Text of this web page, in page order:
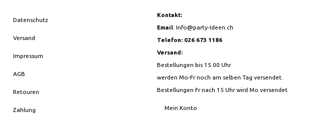
Datenschutz
Versand
Impressum
AGB
Retouren
Zahlung
Kontakt:
Email:Info@party-Ideen.ch
Telefon: 026 673 1186
Versand:
Bestellungen bis 15.00 Uhr
werden Mo-Fr noch am selben Tag versendet.
Bestellungen Fr nach 15 Uhr wird Mo versendet
Mein Konto